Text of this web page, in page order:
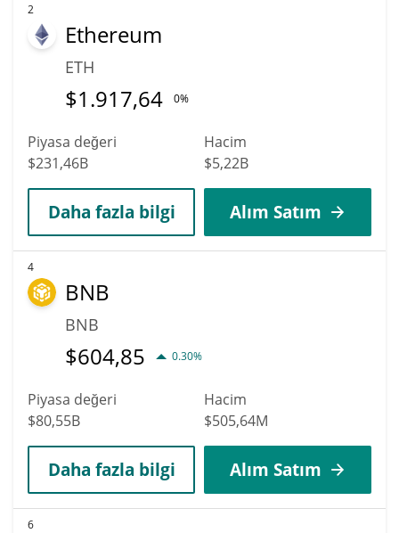
2
Ethereum
ETH
$1.917,64 0%
Piyasa değeri
$231,46B
Hacim
$5,22B
Daha fazla bilgi Alım Satım
4
BNB
BNB
$604,85 0.30%
Piyasa değeri
$80,55B
Hacim
$505,64M
Daha fazla bilgi Alım Satım
6